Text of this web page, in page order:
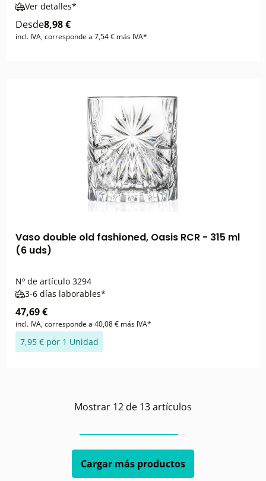
Ver detalles*
Desde8,98 €
incl. IVA, corresponde a 7,54 € más IVA*
Vaso double old fashioned, Oasis RCR - 315 ml
(6 uds)
Nº de artículo 3294
3-6 días laborables*
47,69 €
incl. IVA, corresponde a 40,08 € más IVA*
7,95 € por 1 Unidad
Mostrar 12de 13artículos
Cargar más productos